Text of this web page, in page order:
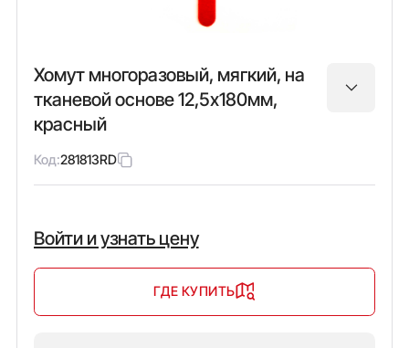
Хомут многоразовый, мягкий, на
тканевой основе 12,5х180мм,
красный
Код:281813RD
Войти и узнать цену
ГДЕ КУПИТЬ